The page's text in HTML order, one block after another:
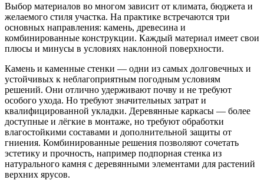
Выбор материалов во многом зависит от климата, бюджета и
желаемого стиля участка. На практике встречаются три
основных направления: камень, древесина и
комбинированные конструкции. Каждый материал имеет свои
плюсы и минусы в условиях наклонной поверхности.
Камень и каменные стенки — одни из самых долговечных и
устойчивых к неблагоприятным погодным условиям
решений. Они отлично удерживают почву и не требуют
особого ухода. Но требуют значительных затрат и
квалифицированной укладки. Деревянные каркасы — более
доступные и лёгкие в монтаже, но требуют обработки
влагостойкими составами и дополнительной защиты от
гниения. Комбинированные решения позволяют сочетать
эстетику и прочность, например подпорная стенка из
натурального камня с деревянными элементами для растений
верхних ярусов.